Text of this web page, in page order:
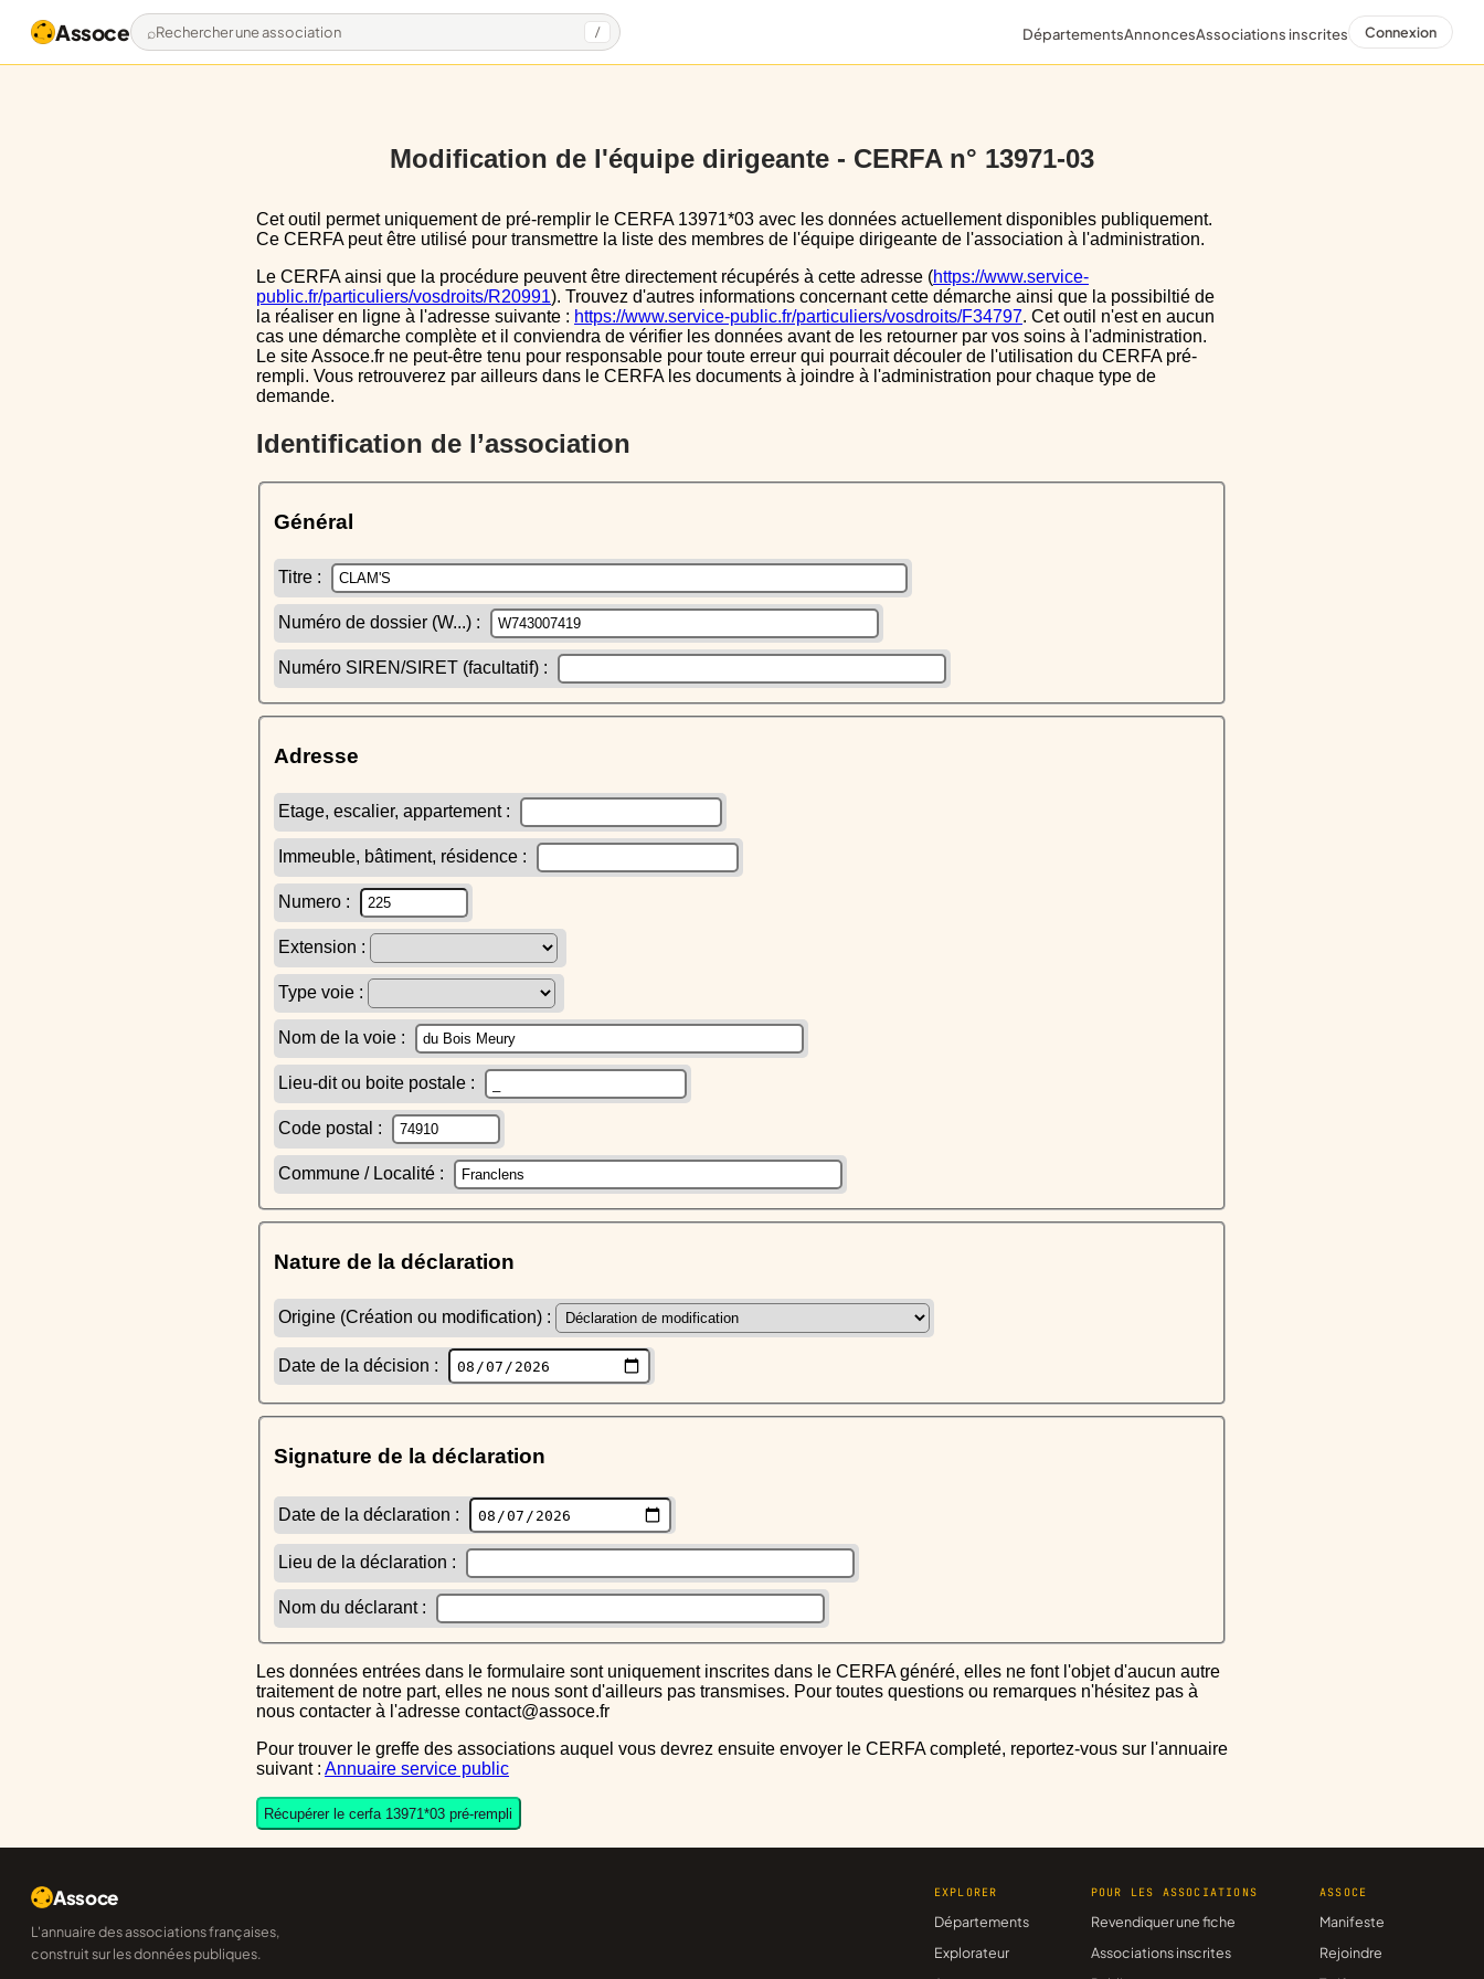
Assoce Rechercher une association / DépartementsAnnoncesAssociations inscrites Connexion
Modification de l'équipe dirigeante - CERFA n° 13971-03
Cet outil permet uniquement de pré-remplir le CERFA 13971*03 avec les données actuellement disponibles publiquement.
Ce CERFA peut être utilisé pour transmettre la liste des membres de l'équipe dirigeante de l'association à l'administration.
Le CERFA ainsi que la procédure peuvent être directement récupérés à cette adresse (https://www.service-
public.fr/particuliers/vosdroits/R20991). Trouvez d'autres informations concernant cette démarche ainsi que la possibiltié de
la réaliser en ligne à l'adresse suivante : https://www.service-public.fr/particuliers/vosdroits/F34797. Cet outil n'est en aucun
cas une démarche complète et il conviendra de vérifier les données avant de les retourner par vos soins à l'administration.
Le site Assoce.fr ne peut-être tenu pour responsable pour toute erreur qui pourrait découler de l'utilisation du CERFA pré-
rempli. Vous retrouverez par ailleurs dans le CERFA les documents à joindre à l'administration pour chaque type de
demande.
Identification de l’association
Général
Titre :
Numéro de dossier (W...) :
Numéro SIREN/SIRET (facultatif) :
Adresse
Etage, escalier, appartement :
Immeuble, bâtiment, résidence :
Numero :
Extension :
Type voie :
Nom de la voie :
Lieu-dit ou boite postale :
Code postal :
Commune / Localité :
Nature de la déclaration
Origine (Création ou modification) :
Date de la décision :
Signature de la déclaration
Date de la déclaration :
Lieu de la déclaration :
Nom du déclarant :
Les données entrées dans le formulaire sont uniquement inscrites dans le CERFA généré, elles ne font l'objet d'aucun autre
traitement de notre part, elles ne nous sont d'ailleurs pas transmises. Pour toutes questions ou remarques n'hésitez pas à
nous contacter à l'adresse contact@assoce.fr
Pour trouver le greffe des associations auquel vous devrez ensuite envoyer le CERFA completé, reportez-vous sur l'annuaire
suivant : Annuaire service public
Récupérer le cerfa 13971*03 pré-rempli
Assoce
L'annuaire des associations françaises,
construit sur les données publiques.
EXPLORER
Départements
Explorateur
POUR LES ASSOCIATIONS
Revendiquer une fiche
Associations inscrites
ASSOCE
Manifeste
Rejoindre